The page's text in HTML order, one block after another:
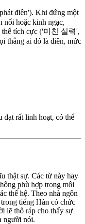
điên'). Khi đứng một
nổi hoặc kinh ngạc,
thể tích cực ('미친 실력',
thẳng ai đó là điên, mức
đạt rất linh hoạt, có thể
thật sự. Các từ này hay
phù hợp trong môi
thế hệ. Theo nhà ngôn
tiếng Hàn có chức
lẽ thô ráp cho thấy sự
người nói.